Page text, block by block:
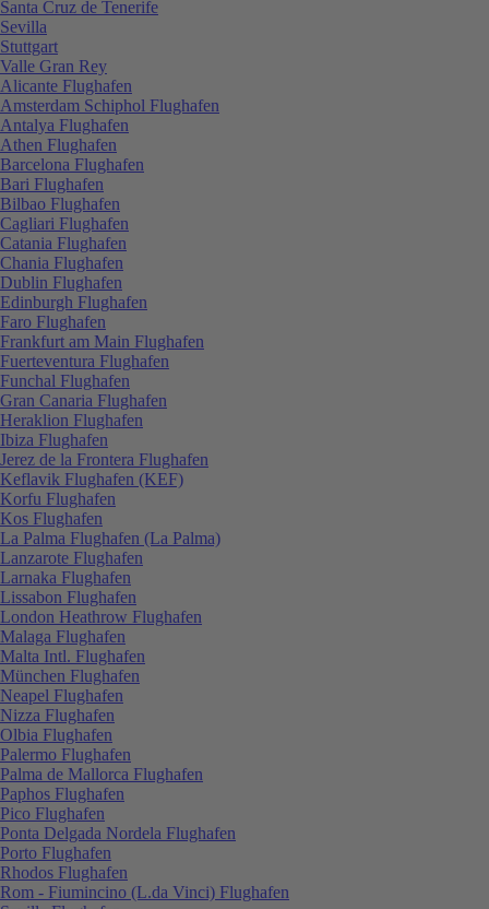
Santa Cruz de Tenerife
Sevilla
Stuttgart
Valle Gran Rey
Alicante Flughafen
Amsterdam Schiphol Flughafen
Antalya Flughafen
Athen Flughafen
Barcelona Flughafen
Bari Flughafen
Bilbao Flughafen
Cagliari Flughafen
Catania Flughafen
Chania Flughafen
Dublin Flughafen
Edinburgh Flughafen
Faro Flughafen
Frankfurt am Main Flughafen
Fuerteventura Flughafen
Funchal Flughafen
Gran Canaria Flughafen
Heraklion Flughafen
Ibiza Flughafen
Jerez de la Frontera Flughafen
Keflavik Flughafen (KEF)
Korfu Flughafen
Kos Flughafen
La Palma Flughafen (La Palma)
Lanzarote Flughafen
Larnaka Flughafen
Lissabon Flughafen
London Heathrow Flughafen
Malaga Flughafen
Malta Intl. Flughafen
München Flughafen
Neapel Flughafen
Nizza Flughafen
Olbia Flughafen
Palermo Flughafen
Palma de Mallorca Flughafen
Paphos Flughafen
Pico Flughafen
Ponta Delgada Nordela Flughafen
Porto Flughafen
Rhodos Flughafen
Rom - Fiumincino (L.da Vinci) Flughafen